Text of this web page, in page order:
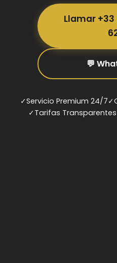
Llamar +33
💬
✓Servicio Premium 24/7✓
✓Tarifas Transparentes